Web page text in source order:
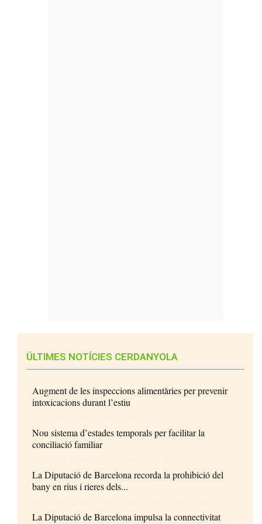
ÚLTIMES NOTÍCIES CERDANYOLA
Augment de les inspeccions alimentàries per prevenir
intoxicacions durant l’estiu
Nou sistema d’estades temporals per facilitar la
conciliació familiar
La Diputació de Barcelona recorda la prohibició del
bany en rius i rieres dels...
La Diputació de Barcelona impulsa la connectivitat